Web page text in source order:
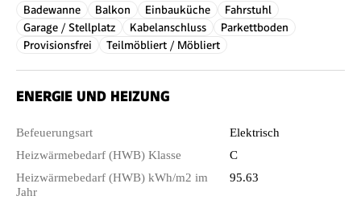
Badewanne Balkon Einbauküche
Fahrstuhl
Garage / Stellplatz
Kabelanschluss
Parkettboden
Provisionsfrei
Teilmöbliert / Möbliert
ENERGIE UND HEIZUNG
Befeuerungsart
Elektrisch
Heizwärmebedarf (HWB) Klasse
C
Heizwärmebedarf (HWB) kWh/m2 im
Jahr
95.63